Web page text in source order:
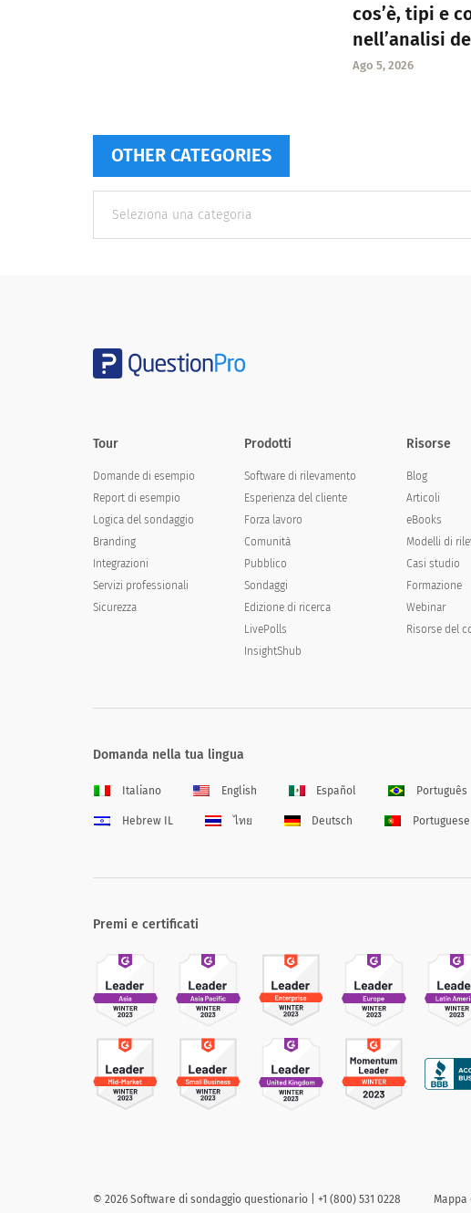
cos’è, tipi e
nell’analisi
Ago 5, 2026
OTHER CATEGORIES
categories
Tour
Domande di esempio
Report di esempio
Logica del sondaggio
Branding
Integrazioni
Servizi professionali
Sicurezza
Prodotti
Software di rilevamento
Esperienza del cliente
Forza lavoro
Comunità
Pubblico
Sondaggi
Edizione di ricerca
LivePolls
InsightShub
Risorse
Blog
Articoli
eBooks
Modelli di
Casi studio
Formazione
Webinar
Risorse del
Domanda nella tua lingua
Italiano English Español Português
Hebrew IL ไทย Deutsch
Premi e certificati
© 2026 Software di sondaggio questionario | +1 (800) 531 0228 Mappa